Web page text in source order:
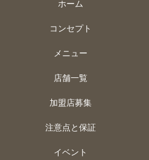
ホーム
コンセプト
メニュー
店舗一覧
加盟店募集
注意点と保証
イベント